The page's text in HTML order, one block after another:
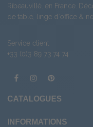
Ribeauvillé, en France.
de table, linge d'office &
Service client
+33 (0)3 89 73 74 74
CATALOGUES
INFORMATIONS